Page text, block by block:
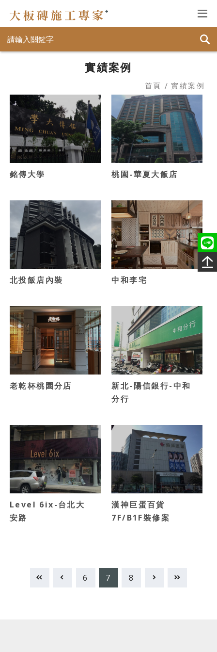
實績案例
首頁 實績案例
銘傳大學 桃園-華夏大飯店
北投飯店內裝 中和李宅
老乾杯桃園分店
新北-陽信銀行-中和
分行
Level 6ix-台北大
安路
漢神巨蛋百貨
7F/B1F裝修案
6 7 8